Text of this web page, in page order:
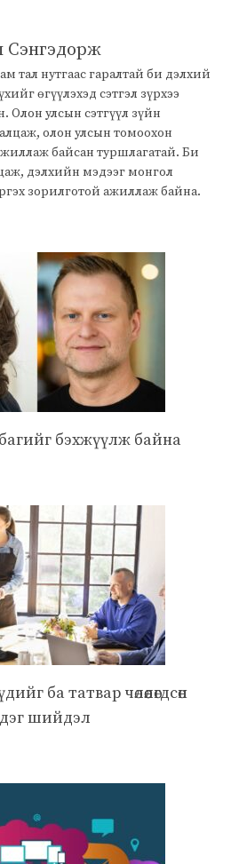
Сэнгэдорж
тал нутгаас гаралтай би дэлхий
өгүүлэхэд сэтгэл зүрхээ
Олон улсын сэтгүүл зүйн
олон улсын томоохон
байсан туршлагатай. Би
дэлхийн мэдээг монгол
зорилготой ажиллаж байна.
бэхжүүлж байна
ба татвар чөлөөлөгдсөн
шийдэл